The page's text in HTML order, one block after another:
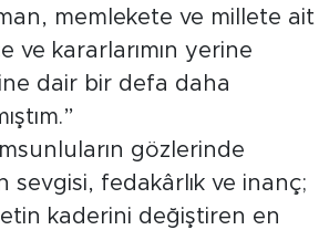
memlekete ve millete ait
ve kararlarımın yerine
dair bir defa daha
gözlerinde
sevgisi, fedakârlık ve inanç;
kaderini değiştiren en